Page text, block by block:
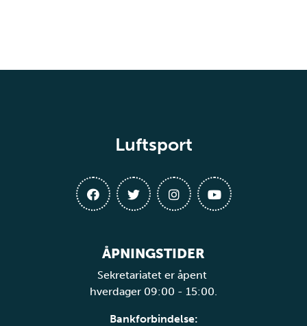
Luftsport
ÅPNINGSTIDER
Sekretariatet er åpent
hverdager 09:00 - 15:00.
Bankforbindelse: